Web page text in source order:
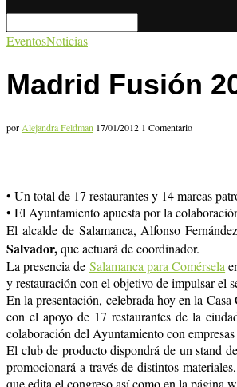
EventosNoticias
Madrid Fusión
porAlejandra Feldman 17/01/2012 1 Comentario
• Un total de 17 restaurantes y 14 marcas
• El Ayuntamiento apuesta por la
El alcalde de Salamanca, Alfonso
Salvador,que actuará de coordinador.
La presencia de Salamanca para Comérsela
y restauración con el objetivo de impulsar el
En la presentación, celebrada hoy en la
con el apoyo de 17 restaurantes de la
colaboración del Ayuntamiento con
El club de producto dispondrá de un stand
promocionará a través de distintos
que edita el congreso así como en la página